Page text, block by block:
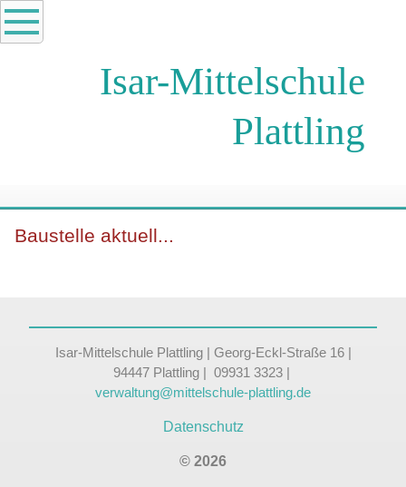
Isar-Mittelschule
Plattling
Baustelle aktuell...
Isar-Mittelschule Plattling | Georg-Eckl-Straße 16 |
94447 Plattling | 09931 3323 |
verwaltung@mittelschule-plattling.de
Datenschutz
© 2026